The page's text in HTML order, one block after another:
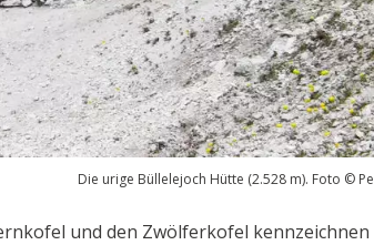
Die urige Büllelejoch Hütte (2.528 m). Foto ©
und den Zwölferkofel kennzeichnen